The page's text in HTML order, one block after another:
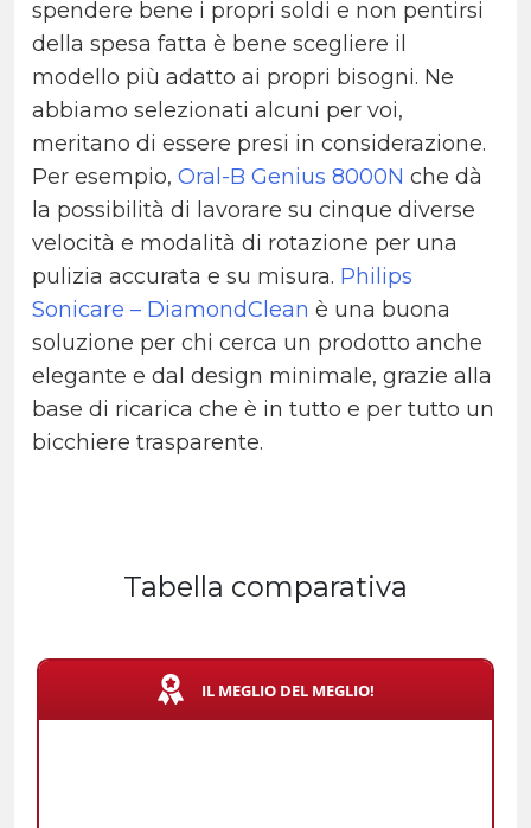
spendere bene i propri soldi e non pentirsi
della spesa fatta è bene scegliere il
modello più adatto ai propri bisogni. Ne
abbiamo selezionati alcuni per voi,
meritano di essere presi in considerazione.
Per esempio, Oral-B Genius 8000N che dà
la possibilità di lavorare su cinque diverse
velocità e modalità di rotazione per una
pulizia accurata e su misura. Philips
Sonicare – DiamondClean è una buona
soluzione per chi cerca un prodotto anche
elegante e dal design minimale, grazie alla
base di ricarica che è in tutto e per tutto un
bicchiere trasparente.
Tabella comparativa
IL MEGLIO DEL MEGLIO!